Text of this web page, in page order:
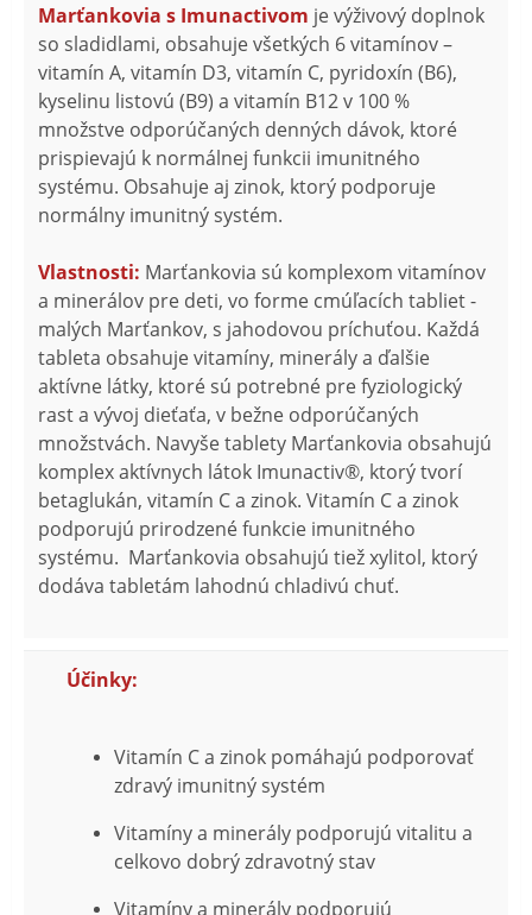
Marťankovia s Imunactivom je výživový doplnok
so sladidlami, obsahuje všetkých 6 vitamínov –
vitamín A, vitamín D3, vitamín C, pyridoxín (B6),
kyselinu listovú (B9) a vitamín B12 v 100 %
množstve odporúčaných denných dávok, ktoré
prispievajú k normálnej funkcii imunitného
systému. Obsahuje aj zinok, ktorý podporuje
normálny imunitný systém.
Vlastnosti: Marťankovia sú komplexom vitamínov
a minerálov pre deti, vo forme cmúľacích tabliet -
malých Marťankov, s jahodovou príchuťou. Každá
tableta obsahuje vitamíny, minerály a ďalšie
aktívne látky, ktoré sú potrebné pre fyziologický
rast a vývoj dieťaťa, v bežne odporúčaných
množstvách. Navyše tablety Marťankovia obsahujú
komplex aktívnych látok Imunactiv®, ktorý tvorí
betaglukán, vitamín C a zinok. Vitamín C a zinok
podporujú prirodzené funkcie imunitného
systému. Marťankovia obsahujú tiež xylitol, ktorý
dodáva tabletám lahodnú chladivú chuť.
Účinky:
Vitamín C a zinok pomáhajú podporovať
zdravý imunitný systém
Vitamíny a minerály podporujú vitalitu a
celkovo dobrý zdravotný stav
Vitamíny a minerály podporujú